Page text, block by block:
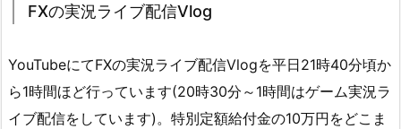
FXの実況ライブ配信Vlog
YouTubeにてFXの実況ライブ配信Vlogを平日21時40分頃か
ら1時間ほど行っています(20時30分～1時間はゲーム実況ラ
イブ配信をしています)。特別定額給付金の10万円をどこま